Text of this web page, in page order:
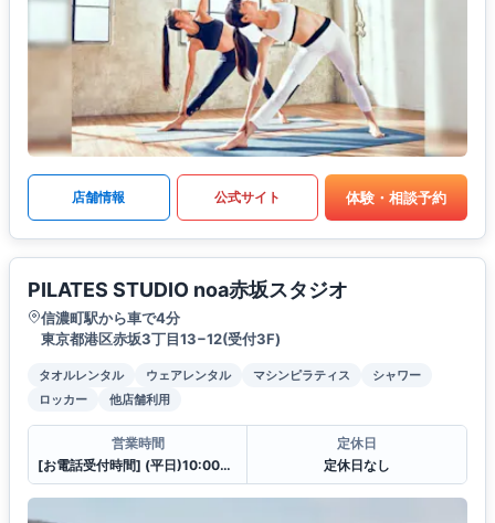
店舗情報 公式サイト 体験・相談予約
PILATES STUDIO noa赤坂スタジオ
信濃町駅から車で4分
東京都港区赤坂3丁目13−12(受付3F)
タオルレンタル ウェアレンタル マシンピラティス
シャワー
ロッカー
他店舗利用
営業時間
[お電話受付時間] (平日)10:00〜23:00 (土・日)10:00〜21:00
定休日
定休日なし